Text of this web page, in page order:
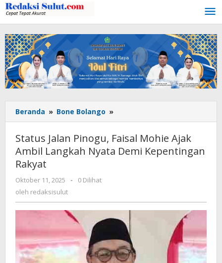
Lewati
ke
konten
Beranda » Bone Bolango »
Jalan
Pinogu,
Faisal
Mohie
Demi
Kepentingan
Rakyat
Status Jalan Pinogu, Faisal Mohie Ajak
Ambil Langkah Nyata Demi Kepentingan
Rakyat
Oktober 11, 2025
oleh
-
0 Dilihat
oleh redaksisulut